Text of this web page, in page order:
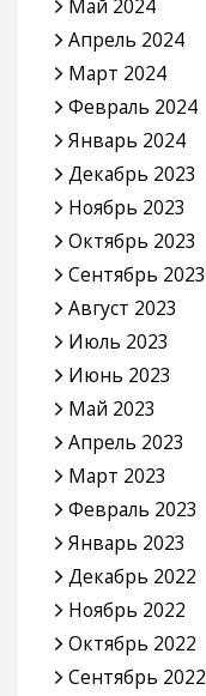
Май 2024
Апрель 2024
Март 2024
Февраль 2024
Январь 2024
Декабрь 2023
Ноябрь 2023
Октябрь 2023
Сентябрь 2023
Август 2023
Июль 2023
Июнь 2023
Май 2023
Апрель 2023
Март 2023
Февраль 2023
Январь 2023
Декабрь 2022
Ноябрь 2022
Октябрь 2022
Сентябрь 2022